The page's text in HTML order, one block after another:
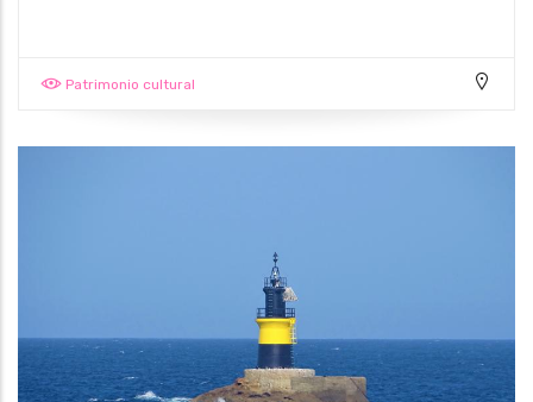
Patrimonio cultural